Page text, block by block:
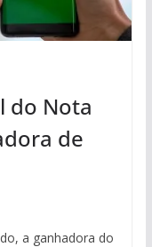
do Nota
de
a ganhadora do